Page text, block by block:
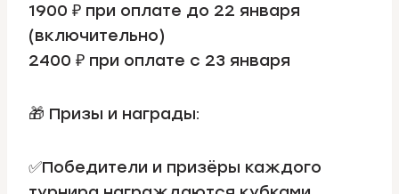
1900 ₽ при оплате до 22 января
(включительно)
2400 ₽ при оплате с 23 января
🎁 Призы и награды:
✅Победители и призёры каждого